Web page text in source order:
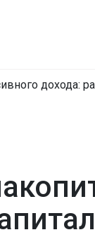
дохода: